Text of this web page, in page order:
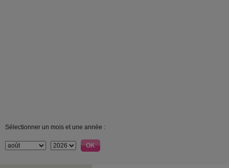
Sélectionner un mois et une année :